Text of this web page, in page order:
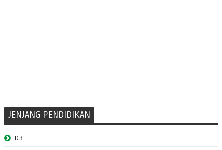
JENJANG PENDIDIKAN
D3